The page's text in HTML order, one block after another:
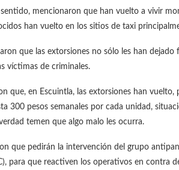
sentido, mencionaron que han vuelto a vivir
han vuelto en los sitios de taxi
que las extorsiones no sólo les han
víctimas de criminales.
que, en Escuintla, las extorsiones han
300 pesos semanales por cada unidad,
temen que algo malo les ocurra.
que pedirán la intervención del grupo
para que reactiven los operativos en contra